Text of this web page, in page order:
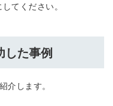
てください。
した事例
介します。